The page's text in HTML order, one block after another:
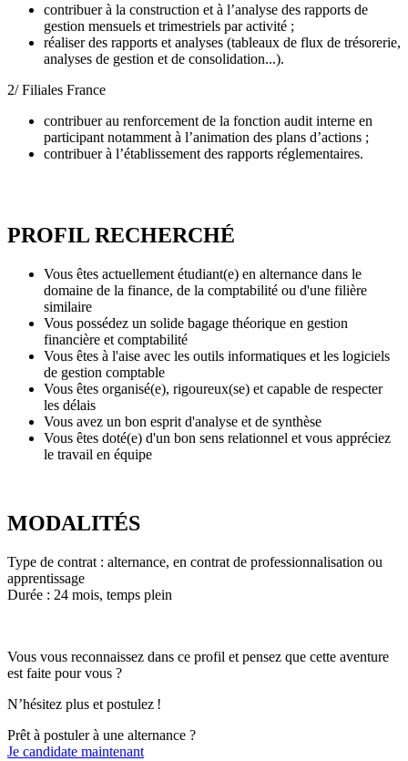
contribuer à la construction et à l’analyse des rapports de
gestion mensuels et trimestriels par activité ;
réaliser des rapports et analyses (tableaux de flux de trésorerie,
analyses de gestion et de consolidation...).
2/ Filiales France
contribuer au renforcement de la fonction audit interne en
participant notamment à l’animation des plans d’actions ;
contribuer à l’établissement des rapports réglementaires.
PROFIL RECHERCHÉ
Vous êtes actuellement étudiant(e) en alternance dans le
domaine de la finance, de la comptabilité ou d'une filière
similaire
Vous possédez un solide bagage théorique en gestion
financière et comptabilité
Vous êtes à l'aise avec les outils informatiques et les logiciels
de gestion comptable
Vous êtes organisé(e), rigoureux(se) et capable de respecter
les délais
Vous avez un bon esprit d'analyse et de synthèse
Vous êtes doté(e) d'un bon sens relationnel et vous appréciez
le travail en équipe
MODALITÉS
Type de contrat : alternance, en contrat de professionnalisation ou
apprentissage
Durée : 24 mois, temps plein
Vous vous reconnaissez dans ce profil et pensez que cette aventure
est faite pour vous ?
N’hésitez plus et postulez !
Prêt à postuler à une alternance ?
Je candidate maintenant